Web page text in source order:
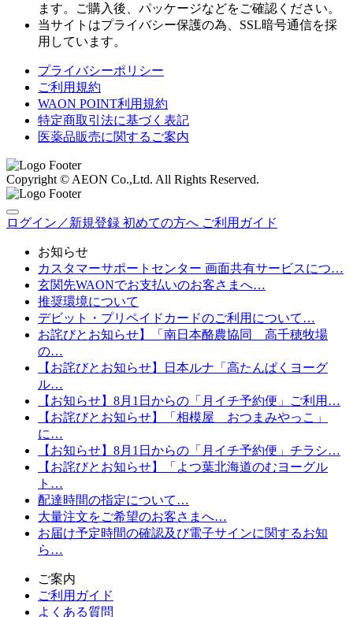
ます。ご購入後、パッケージなどをご確認ください。
当サイトはプライバシー保護の為、SSL暗号通信を採
用しています。
プライバシーポリシー
ご利用規約
WAON POINT利用規約
特定商取引法に基づく表記
医薬品販売に関するご案内
Copyright © AEON Co.,Ltd. All Rights Reserved.
ログイン／新規登録 初めての方へ ご利用ガイド
お知らせ
カスタマーサポートセンター 画面共有サービスにつ…
玄関先WAONでお支払いのお客さまへ…
推奨環境について
デビット・プリペイドカードのご利用について…
お詫びとお知らせ】「南日本酪農協同 高千穂牧場
の…
【お詫びとお知らせ】日本ルナ「高たんぱくヨーグ
ル…
【お知らせ】8月1日からの「月イチ予約便」ご利用…
【お詫びとお知らせ】「相模屋 おつまみやっこ」
に…
【お知らせ】8月1日からの「月イチ予約便」チラシ…
【お詫びとお知らせ】「よつ葉北海道のむヨーグル
ト…
配達時間の指定について…
大量注文をご希望のお客さまへ…
お届け予定時間の確認及び電子サインに関するお知
ら…
ご案内
ご利用ガイド
よくある質問